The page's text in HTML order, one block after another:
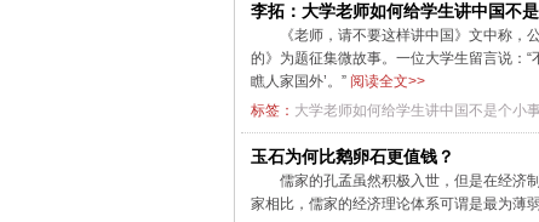
李拓：大学老师如何给学生讲中国不
《老师，请不要这样讲中国》文中称
的》为题征集微故事。一位大学生留言说：
瞧人家国外’。” 阅读全文>>
标签： 大学老师如何给学生讲中国不是个小
玉石为何比鹅卵石更值钱？
儒家的孔孟虽然积极入世，但是在经济
家相比，儒家的经济理论体系可谓是最为薄弱